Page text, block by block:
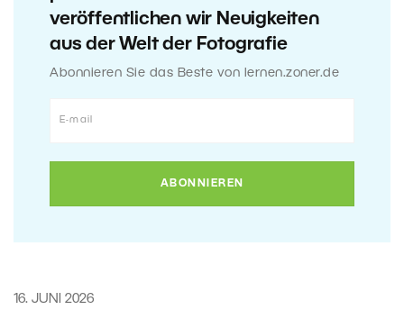
veröffentlichen wir Neuigkeiten
aus der Welt der Fotografie
Abonnieren Sie das Beste von lernen.zoner.de
16. JUNI 2026